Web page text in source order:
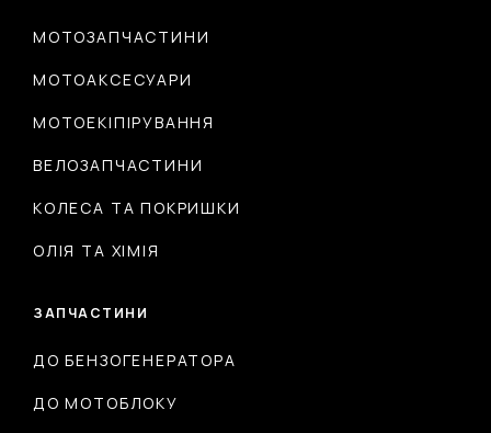
МОТОЗАПЧАСТИНИ
МОТОАКСЕСУАРИ
МОТОЕКІПІРУВАННЯ
ВЕЛОЗАПЧАСТИНИ
КОЛЕСА ТА ПОКРИШКИ
ОЛІЯ ТА ХІМІЯ
ЗАПЧАСТИНИ
ДО БЕНЗОГЕНЕРАТОРА
ДО МОТОБЛОКУ